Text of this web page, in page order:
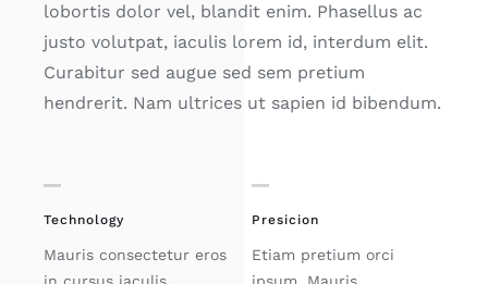
lobortis dolor vel, blandit enim. Phasellus ac
justo volutpat, iaculis lorem id, interdum elit.
Curabitur sed augue sed sem pretium
hendrerit. Nam ultrices ut sapien id bibendum.
Technology
Mauris consectetur eros
Presicion
Etiam pretium orci